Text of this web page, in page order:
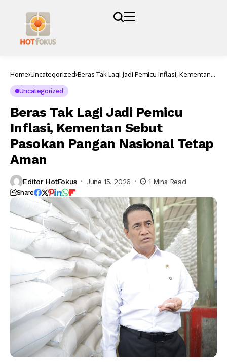
Home Uncategorized Beras Tak Lagi Jadi Pemicu Inflasi, Kementan
Uncategorized
Beras Tak Lagi Jadi Pemicu
Inflasi, Kementan Sebut
Pasokan Pangan Nasional Tetap
Aman
Editor HotFokus June 15, 2026 1 Mins Read
Share